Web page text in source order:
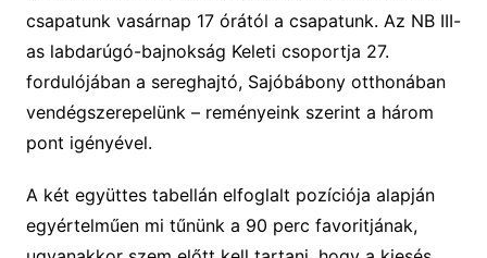
csapatunk vasárnap 17 órától a csapatunk. Az NB III-
as labdarúgó-bajnokság Keleti csoportja 27.
fordulójában a sereghajtó, Sajóbábony otthonában
vendégszerepelünk – reményeink szerint a három
pont igényével.
A két együttes tabellán elfoglalt pozíciója alapján
egyértelműen mi tűnünk a 90 perc favoritjának,